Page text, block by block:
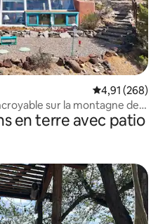
Évaluation
4,91 (268)
sur la montagne de
en terre avec patio